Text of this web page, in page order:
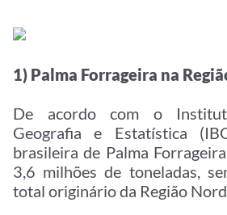
1) Palma Forrageira na
De acordo com o
Geografia e Estatística
brasileira de Palma
3,6 milhões de toneladas,
total originário da Região